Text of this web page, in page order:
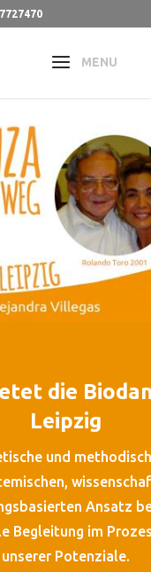
die
Leipzig
und
Ansatz
Begleitung im
unserer Potenziale.